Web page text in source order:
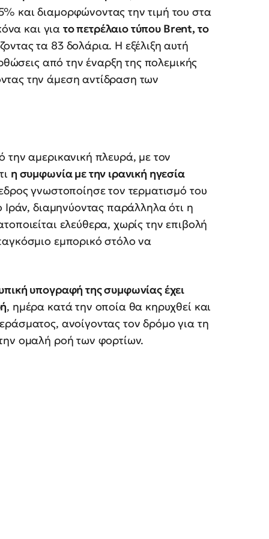
και διαμορφώνοντας την τιμή του στα
και για το πετρέλαιο τύπου Brent, το
τα 83 δολάρια. Η εξέλιξη αυτή
από την έναρξη της πολεμικής
την άμεση αντίδραση των
αμερικανική πλευρά, με τον
η συμφωνία με την ιρανική ηγεσία
γνωστοποίησε τον τερματισμό του
Ιράν, διαμηνύοντας παράλληλα ότι η
ελεύθερα, χωρίς την επιβολή
εμπορικό στόλο να
υπογραφή της συμφωνίας έχει
, ημέρα κατά την οποία θα κηρυχθεί και
ανοίγοντας τον δρόμο για τη
ομαλή ροή των φορτίων.